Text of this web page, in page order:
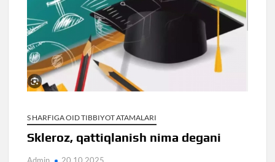
S HARFIGA OID TIBBIYOT ATAMALARI
Skleroz, qattiqlanish nima degani